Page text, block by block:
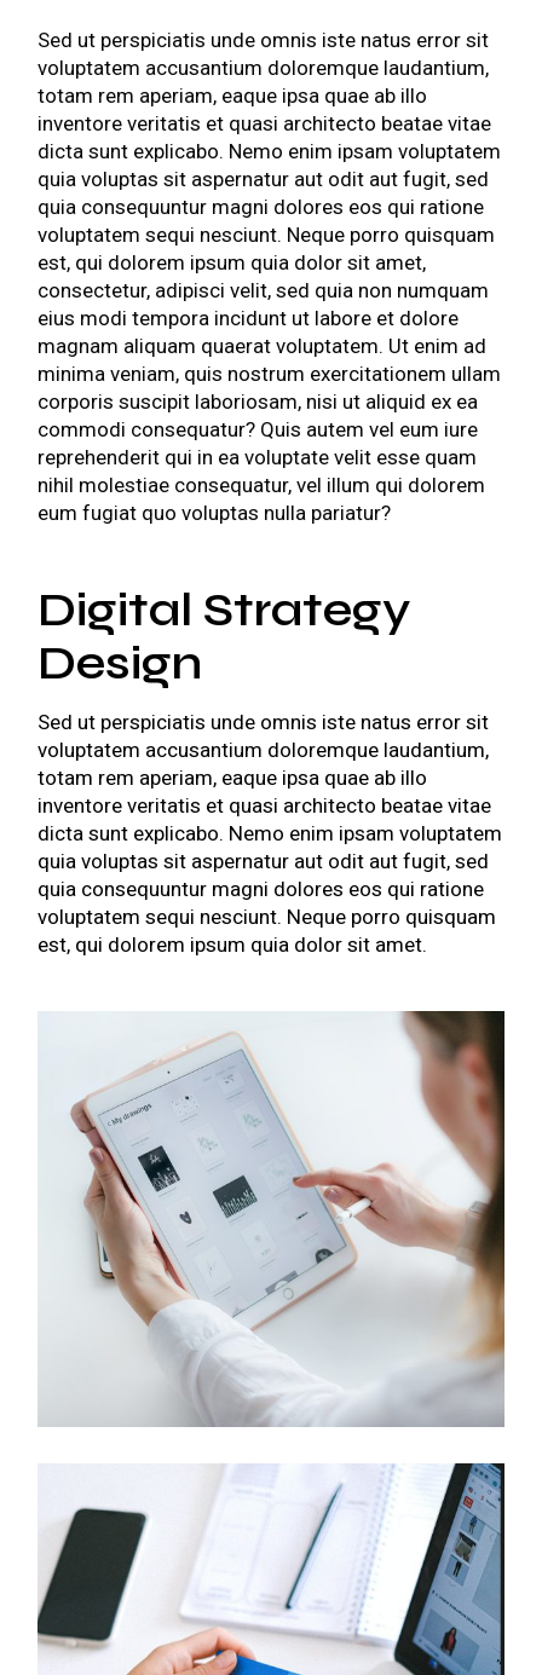
Sed ut perspiciatis unde omnis iste natus error sit
voluptatem accusantium doloremque laudantium,
totam rem aperiam, eaque ipsa quae ab illo
inventore veritatis et quasi architecto beatae vitae
dicta sunt explicabo. Nemo enim ipsam voluptatem
quia voluptas sit aspernatur aut odit aut fugit, sed
quia consequuntur magni dolores eos qui ratione
voluptatem sequi nesciunt. Neque porro quisquam
est, qui dolorem ipsum quia dolor sit amet,
consectetur, adipisci velit, sed quia non numquam
eius modi tempora incidunt ut labore et dolore
magnam aliquam quaerat voluptatem. Ut enim ad
minima veniam, quis nostrum exercitationem ullam
corporis suscipit laboriosam, nisi ut aliquid ex ea
commodi consequatur? Quis autem vel eum iure
reprehenderit qui in ea voluptate velit esse quam
nihil molestiae consequatur, vel illum qui dolorem
eum fugiat quo voluptas nulla pariatur?
Digital Strategy
Design
Sed ut perspiciatis unde omnis iste natus error sit
voluptatem accusantium doloremque laudantium,
totam rem aperiam, eaque ipsa quae ab illo
inventore veritatis et quasi architecto beatae vitae
dicta sunt explicabo. Nemo enim ipsam voluptatem
quia voluptas sit aspernatur aut odit aut fugit, sed
quia consequuntur magni dolores eos qui ratione
voluptatem sequi nesciunt. Neque porro quisquam
est, qui dolorem ipsum quia dolor sit amet.